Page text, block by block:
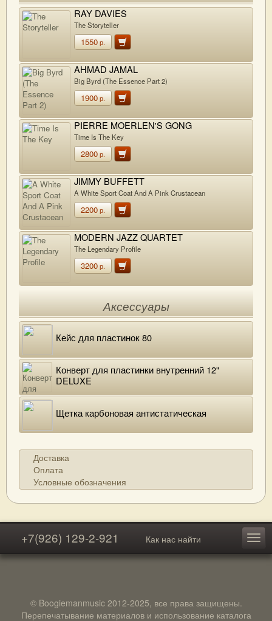
RAY DAVIES
The Storyteller
1550р.
AHMAD JAMAL
Big Byrd (The Essence Part 2)
1900р.
PIERRE MOERLEN'S GONG
Time Is The Key
2800р.
JIMMY BUFFETT
A White Sport Coat And A Pink Crustacean
2200р.
MODERN JAZZ QUARTET
The Legendary Profile
3200р.
Аксессуары
Кейс для пластинок 80
Конверт для пластинки внутренний 12"
DELUXE
Щетка карбоновая антистатическая
Доставка
Оплата
Условные обозначения
+7(926) 129-2-921 Как нас найти
© Boogiemanmusic 2012-2025, все права защищены.
Перепечатывание материалов и использование каталога